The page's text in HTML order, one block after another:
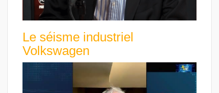
Le séisme industriel
Volkswagen